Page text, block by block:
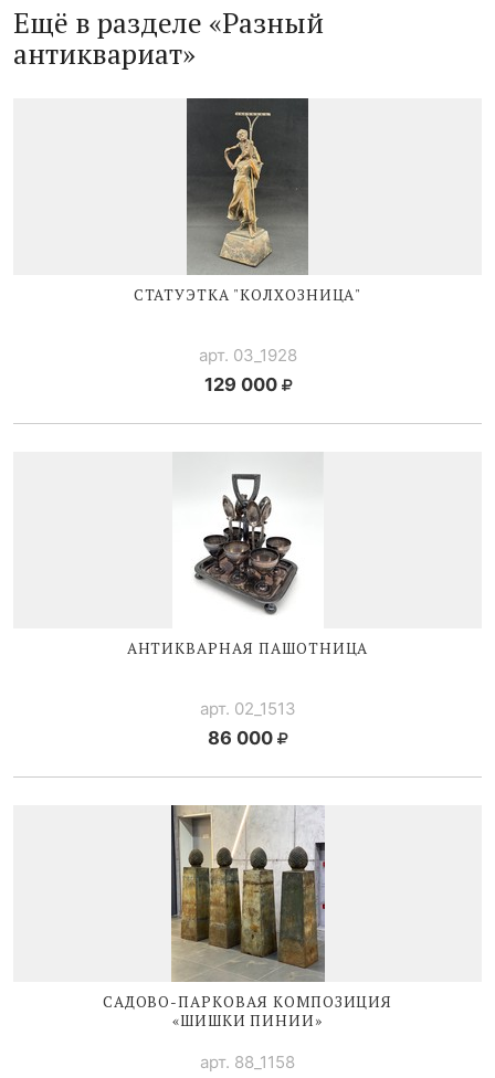
Ещё в разделе «Разный
антиквариат»
СТАТУЭТКА "КОЛХОЗНИЦА"
арт. 03_1928
129 000
АНТИКВАРНАЯ ПАШОТНИЦА
арт. 02_1513
86 000
САДОВО-ПАРКОВАЯ КОМПОЗИЦИЯ
«ШИШКИ ПИНИИ»
арт. 88_1158